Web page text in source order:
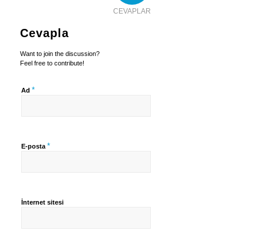
CEVAPLAR
Cevapla
Want to join the discussion?
Feel free to contribute!
Ad *
E-posta *
İnternet sitesi